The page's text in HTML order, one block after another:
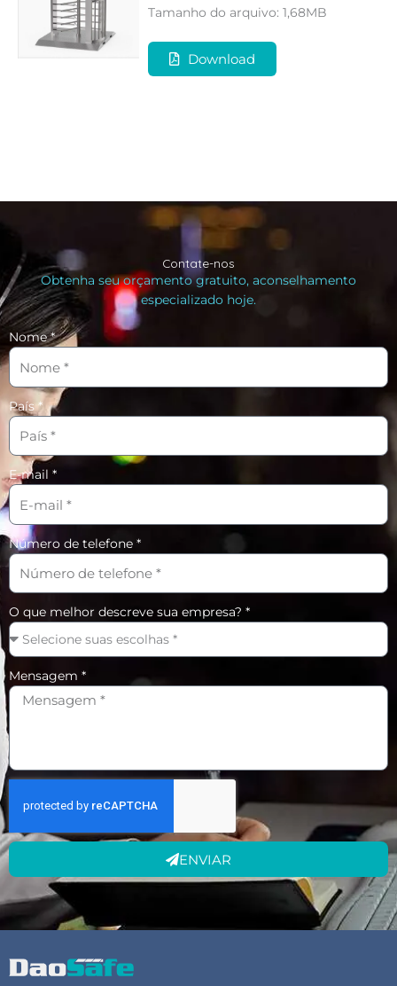
Tamanho do arquivo: 1,68MB
Download
Contate-nos
Obtenha seu orçamento gratuito, aconselhamento
especializado hoje.
Nome *
País *
E-mail *
Número de telefone *
O que melhor descreve sua empresa? *
Mensagem *
ENVIAR